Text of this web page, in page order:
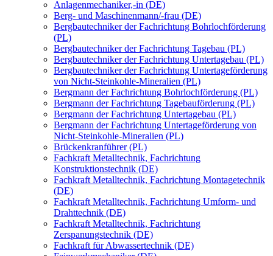
Anlagenmechaniker,-in (DE)
Berg- und Maschinenmann/-frau (DE)
Bergbautechniker der Fachrichtung Bohrlochförderung
(PL)
Bergbautechniker der Fachrichtung Tagebau (PL)
Bergbautechniker der Fachrichtung Untertagebau (PL)
Bergbautechniker der Fachrichtung Untertageförderung
von Nicht-Steinkohle-Mineralien (PL)
Bergmann der Fachrichtung Bohrlochförderung (PL)
Bergmann der Fachrichtung Tagebauförderung (PL)
Bergmann der Fachrichtung Untertagebau (PL)
Bergmann der Fachrichtung Untertageförderung von
Nicht-Steinkohle-Mineralien (PL)
Brückenkranführer (PL)
Fachkraft Metalltechnik, Fachrichtung
Konstruktionstechnik (DE)
Fachkraft Metalltechnik, Fachrichtung Montagetechnik
(DE)
Fachkraft Metalltechnik, Fachrichtung Umform- und
Drahttechnik (DE)
Fachkraft Metalltechnik, Fachrichtung
Zerspanungstechnik (DE)
Fachkraft für Abwassertechnik (DE)